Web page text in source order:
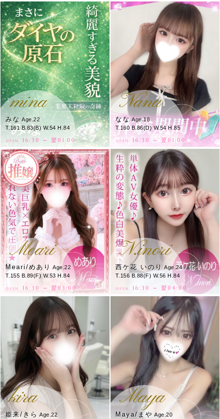
mina
みな Age.22
T.161 B.83(B) W.54 H.84
OPEN. 16:30 ～ 翌01:00
Nana
ななAge.18
T.160 B.86(D) W.54 H.85
OPEN. 16:30 ～ 翌01:00
Meari
Meari/めあり
Age.22
T.155 B.89(F) W.53 H.84
OPEN. 16:30 ～ 翌03:00
N.inori
西ケ花 いのり Age.24
T.156 B.88(F) W.56 H.84
OPEN. 16:30 ～ 翌04:00
kira
姫来/きら Age.22
Maya
Maya/まや Age.20